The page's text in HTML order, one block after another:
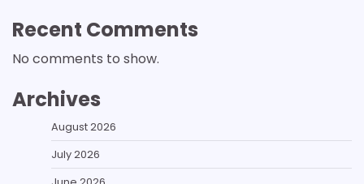
Recent Comments
No comments to show.
Archives
August 2026
July 2026